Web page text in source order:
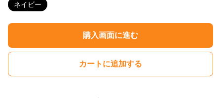
ネイビー
購入画面に進む
カートに追加する